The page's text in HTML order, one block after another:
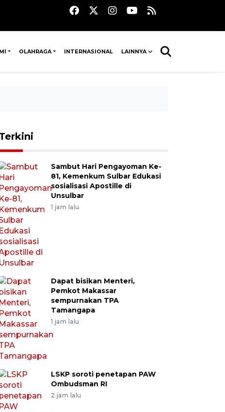
OLAHRAGA INTERNASIONAL LAINNYA
Sambut Hari Pengayoman Ke-
81, Kemenkum Sulbar Edukasi
sosialisasi Apostille di
Unsulbar
1 jam lalu
Dapat bisikan Menteri,
Pemkot Makassar
sempurnakan TPA
Tamangapa
1 jam lalu
LSKP soroti penetapan PAW
Ombudsman RI
2 jam lalu